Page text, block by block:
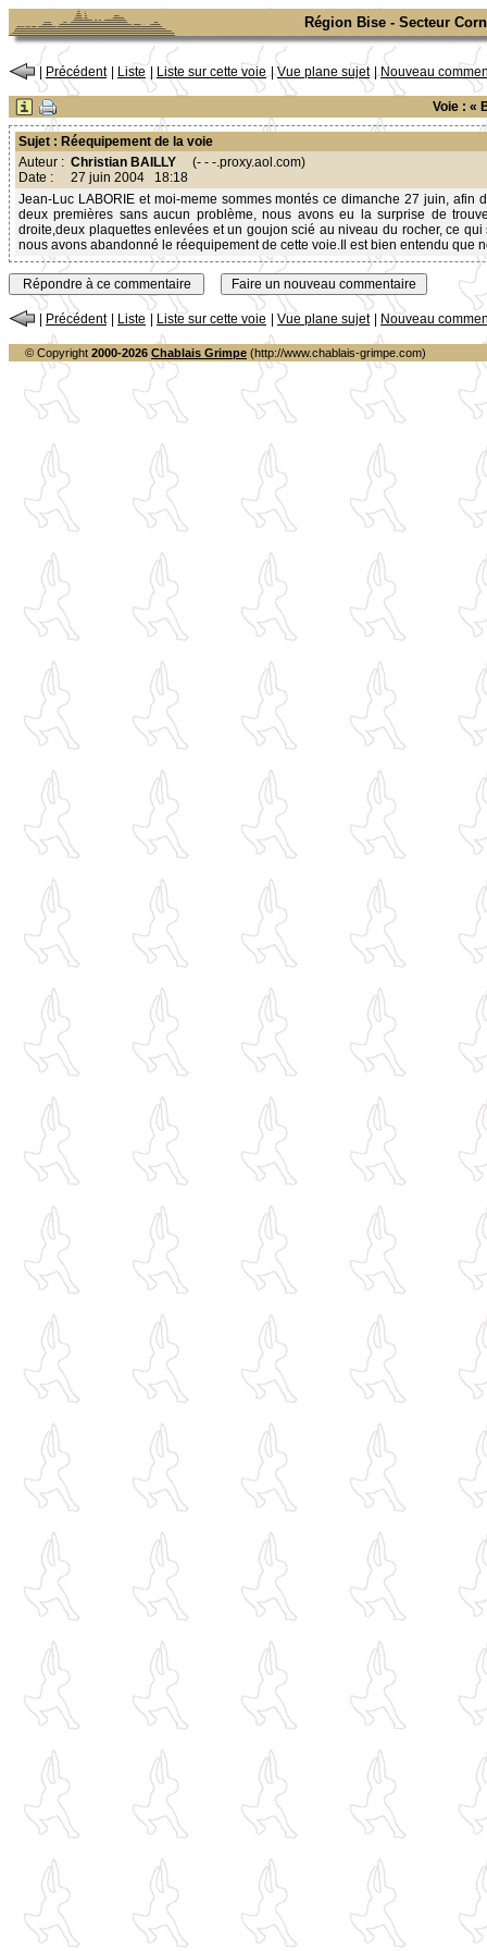
Région Bise - Secteur
Précédent Liste Liste sur cette voie | Vue plane sujet Nouveau
Voie : «
Sujet : Réequipement de la voie
Auteur : Christian BAILLY (- - -.proxy.aol.com)
Date :
27 juin 2004 18:18
Jean-Luc LABORIE et moi-meme sommes montés ce dimanche 27 juin,
deux premières sans aucun problème, nous avons eu la surprise de
droite,deux plaquettes enlevées et un goujon scié au niveau du rocher, ce
nous avons abandonné le réequipement de cette voie.Il est bien entendu que
Précédent Liste Liste sur cette voie Vue plane sujet Nouveau
© Copyright 2000-2026 Chablais Grimpe (http://www.chablais-grimpe.com)